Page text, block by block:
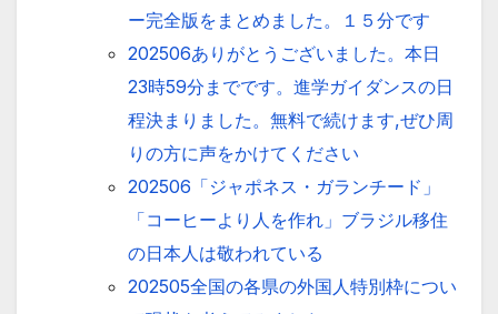
ー完全版をまとめました。１５分です
202506ありがとうございました。本日
23時59分までです。進学ガイダンスの日
程決まりました。無料で続けます,ぜひ周
りの方に声をかけてください
202506「ジャポネス・ガランチード」
「コーヒーより人を作れ」ブラジル移住
の日本人は敬われている
202505全国の各県の外国人特別枠につい